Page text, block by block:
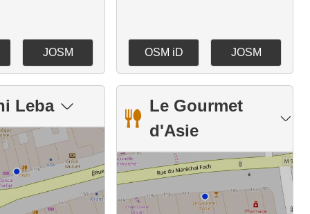
JOSM OSM iD JOSM
Leba
Le Gourmet
d'Asie